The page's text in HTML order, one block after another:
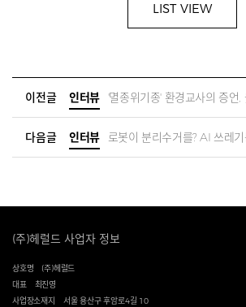
LIST VIEW
이전글 인터뷰 '멸종위기종' 환경교사의 증언, 웃픈
다음글 인터뷰 로봇이 분리수거를? AI 쓰레기통 네프론 개발로
(주)헤럴드 사업자 정보
상호명
(주)헤럴드
대표
최진영
사업장소재지
서울 용산구 후암로4길 10